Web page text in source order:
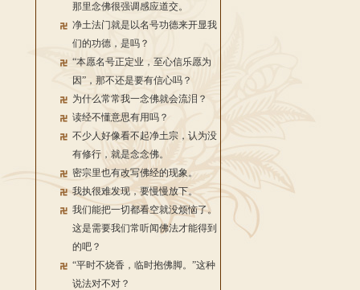
那里念佛很强调感应道交。
净土法门就是以名号功德来开显我
们的功德，是吗？
“本愿名号正定业，至心信乐愿为
因”，那不还是要有信心吗？
为什么常常我一念佛就会流泪？
读经不懂意思有用吗？
不少人好像看不起净土宗，认为没
有修行，就是念念佛。
密宗里也有改写佛经的现象。
我执很难发现，要慢慢放下。
我们能把一切都看空就没烦恼了。
这是需要我们常听闻佛法才能得到
的吧？
“平时不烧香，临时抱佛脚。”这种
说法对不对？